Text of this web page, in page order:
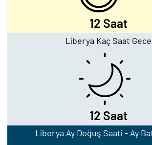
12 Saat
Liberya Kaç Saat Gece
12 Saat
Liberya Ay Doğuş Saati - Ay